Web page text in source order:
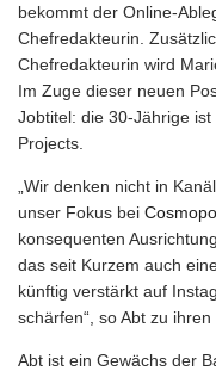
bekommt der Online-
Chefredakteurin.
Chefredakteurin wird
Im Zuge dieser neuen
Jobtitel: die 30-Jährige
Projects.
„Wir denken nicht in
unser Fokus bei
konsequenten
das seit Kurzem auch
künftig verstärkt auf
schärfen“, so Abt zu ihren
Abt ist ein Gewächs der